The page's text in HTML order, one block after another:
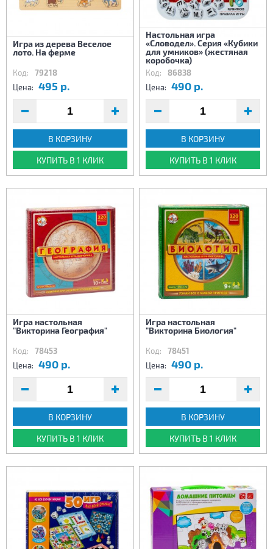
Игра из дерева Веселое
лото. На ферме
Код: 79218
Цена: 495 р.
В КОРЗИНУ
КУПИТЬ В 1 КЛИК
Настольная игра
«Словодел». Серия «Кубики
для умников» (жестяная
коробочка)
Код: 86838
Цена: 490 р.
В КОРЗИНУ
КУПИТЬ В 1 КЛИК
Игра настольная
"Викторина География"
Код: 78453
Цена: 490 р.
В КОРЗИНУ
КУПИТЬ В 1 КЛИК
Игра настольная
"Викторина Биология"
Код: 78451
Цена: 490 р.
В КОРЗИНУ
КУПИТЬ В 1 КЛИК